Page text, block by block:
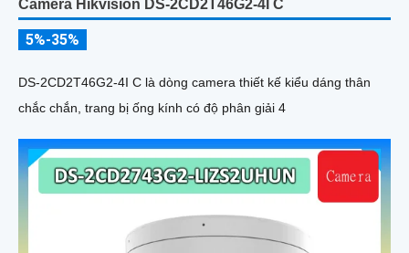
Camera Hikvision DS-2CD2T46G2-4I C
5%-35%
DS-2CD2T46G2-4I C là dòng camera thiết kế kiểu dáng thân
chắc chắn, trang bị ống kính có độ phân giải 4